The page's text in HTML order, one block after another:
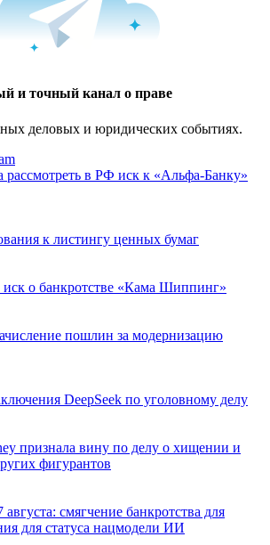
и точный канал о праве
деловых и юридических событиях.
рассмотреть в РФ иск к «Альфа-Банку»
к листингу ценных бумаг
о банкротстве «Кама Шиппинг»
пошлин за модернизацию
DeepSeek по уголовному делу
признала вину по делу о хищении и
фигурантов
смягчение банкротства для
для статуса нацмодели ИИ